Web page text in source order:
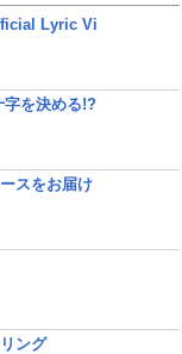
Lyric Vi
字を決める!?
スをお届け
ング